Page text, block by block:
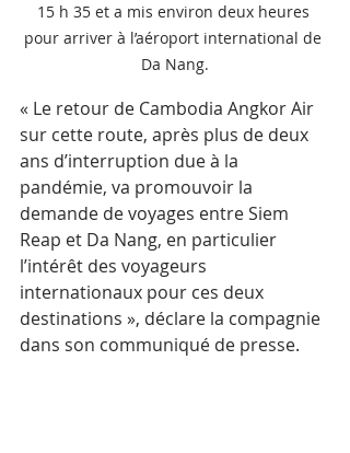
15 h 35 et a mis environ deux heures
pour arriver à l’aéroport international de
Da Nang.
« Le retour de Cambodia Angkor Air
sur cette route, après plus de deux
ans d’interruption due à la
pandémie, va promouvoir la
demande de voyages entre Siem
Reap et Da Nang, en particulier
l’intérêt des voyageurs
internationaux pour ces deux
destinations », déclare la compagnie
dans son communiqué de presse.